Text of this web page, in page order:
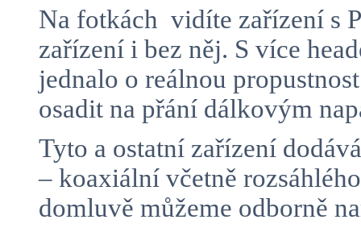
Na fotkách vidíte zařízení s
zařízení i bez něj. S více
jednalo o reálnou
osadit na přání dálkovým
Tyto a ostatní zařízení
– koaxiální včetně
domluvě můžeme odborně